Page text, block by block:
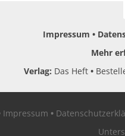
Impressum
Mehr
Verlag: Das Heft
Impressum